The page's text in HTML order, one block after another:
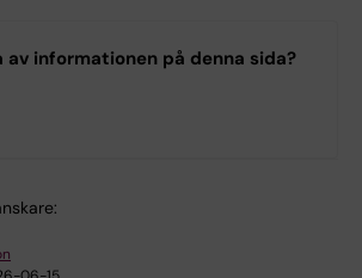
informationen på denna sida?